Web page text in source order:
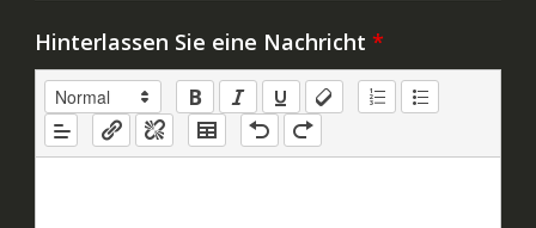
Hinterlassen Sie eine Nachricht *